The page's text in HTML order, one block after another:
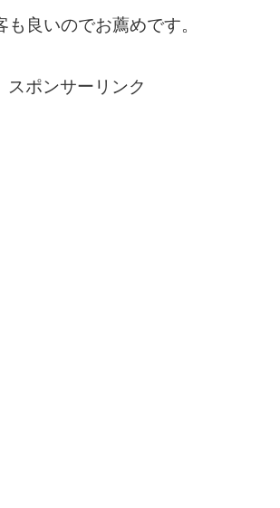
も良いのでお薦めです。
スポンサーリンク